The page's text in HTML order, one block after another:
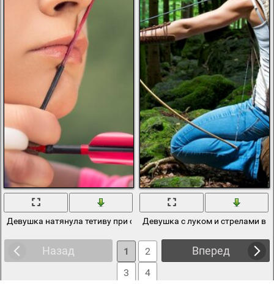
Девушка натянула тетиву при стрельбе из лукаДевушка с луком и стрелами в
Назад Вперед
1
2
3
4